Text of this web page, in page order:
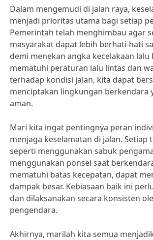
Dalam mengemudi di jalan raya,
menjadi prioritas utama bagi setiap
Pemerintah telah menghimbau agar
masyarakat dapat lebih berhati-hati
demi menekan angka kecelakaan lalu
mematuhi peraturan lalu lintas dan
terhadap kondisi jalan, kita dapat
menciptakan lingkungan berkendara
aman.
Mari kita ingat pentingnya peran
menjaga keselamatan di jalan. Setiap
seperti menggunakan sabuk
menggunakan ponsel saat
mematuhi batas kecepatan, dapat
dampak besar. Kebiasaan baik ini
dan dilaksanakan secara konsisten
pengendara.
Akhirnya, marilah kita semua